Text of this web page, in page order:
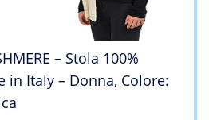
– Stola 100%
in Italy – Donna, Colore: